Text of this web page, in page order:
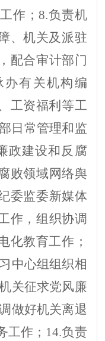
作 ； 8.负责机
、机关及派驻
， 配合审计部门
办有关机构编
工资福利等工
日常管理和监
政建设和反腐
败领域 网络舆
委监委新媒体
作， 组织协调
化教育工作 ；
中心组组织相
关征求党风廉
做好机关离退
工作； 14.负责